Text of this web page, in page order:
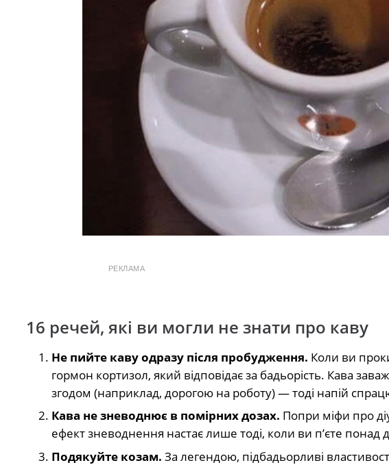
РЕКЛАМА
16 речей, які ви могли не знати про каву
Не пийте каву одразу після пробудження. Коли ви
гормон кортизол, який відповідає за бадьорість. Кава
згодом (наприклад, дорогою на роботу) — тоді напій
Кава не зневоднює в помірних дозах. Попри міфи про
ефект зневоднення настає лише тоді, коли ви п’єте понад
Подякуйте козам. За легендою, підбадьорливі